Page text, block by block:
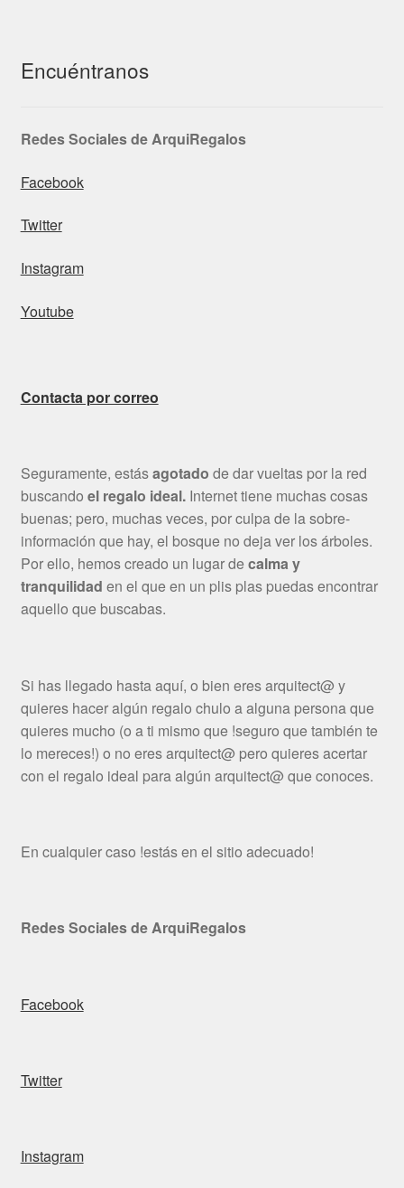
Encuéntranos
Redes Sociales de ArquiRegalos
Facebook
Twitter
Instagram
Youtube
Contacta por correo
Seguramente, estásagotado de dar vueltas por la red
buscando el regalo ideal.Internet tiene muchas cosas
buenas; pero, muchas veces, por culpa de la sobre-
información que hay, el bosque no deja ver los árboles.
Por ello, hemos creado un lugar decalma y
tranquilidad en el que en un plis plas puedas encontrar
aquello que buscabas.
Si has llegado hasta aquí, o bien eres arquitect@ y
quieres hacer algún regalo chulo a alguna persona que
quieres mucho (o a ti mismo que !seguro que también te
lo mereces!) o no eres arquitect@ pero quieres acertar
con el regalo ideal para algún arquitect@ que conoces.
En cualquier caso !estás en el sitio adecuado!
Redes Sociales de ArquiRegalos
Facebook
Twitter
Instagram